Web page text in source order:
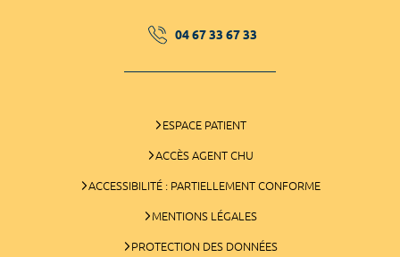
04 67 33 67 33
ESPACE PATIENT
ACCÈS AGENT CHU
ACCESSIBILITÉ : PARTIELLEMENT CONFORME
MENTIONS LÉGALES
PROTECTION DES DONNÉES